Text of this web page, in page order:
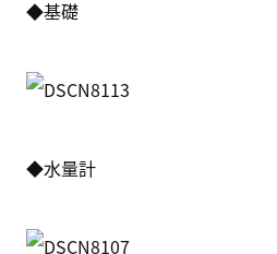
◆基礎
◆水量計